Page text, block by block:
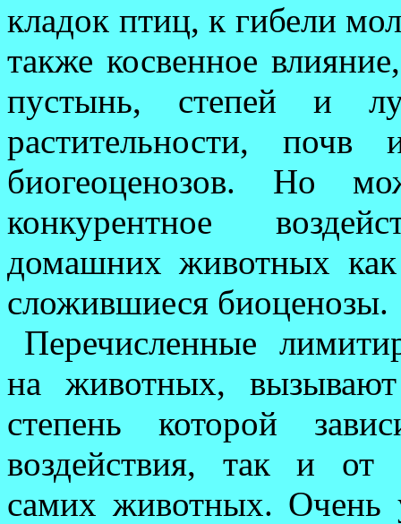
кладок птиц, к гибели
также косвенное
пустынь, степей и
растительности,
биогеоценозов. Но
конкурентное
домашних животных как
сложив­шиеся биоценозы.
Перечисленные
на животных,
степень которой
воздействия, так и от
самих животных. Очень